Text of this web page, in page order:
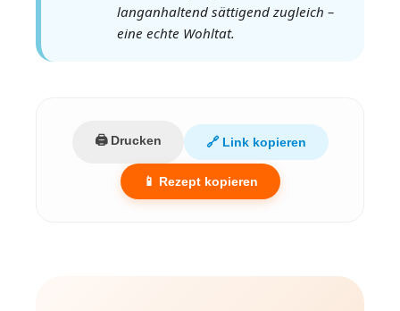
langanhaltend sättigend zugleich –
eine echte Wohltat.
🖨️ Drucken 🔗 Link kopieren
📱 Rezept kopieren